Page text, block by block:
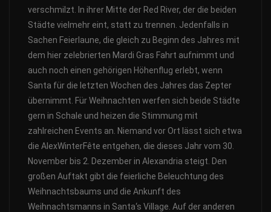
verschmilzt. In ihrer Mitte der Red River, der die beiden
Städte vielmehr eint, statt zu trennen. Jedenfalls in
Sachen Feierlaune, die gleich zu Beginn des Jahres mit
dem hier zelebrierten Mardi Gras Fahrt aufnimmt und
auch noch einen gehörigen Höhenflug erlebt, wenn
Santa für die letzten Wochen des Jahres das Zepter
übernimmt. Für Weihnachten werfen sich beide Städte
gern in Schale und heizen die Stimmung mit
zahlreichen Events an. Niemand vor Ort lässt sich etwa
die AlexWinterFête entgehen, die dieses Jahr vom 30.
November bis 2. Dezember in Alexandria steigt. Den
großen Auftakt gibt die feierliche Beleuchtung des
Weihnachtsbaums und die Ankunft des
Weihnachtsmanns in Santa‘s Village. Auf der anderen